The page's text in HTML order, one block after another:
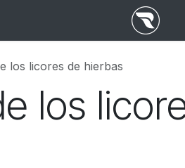
los licores de hierbas
los